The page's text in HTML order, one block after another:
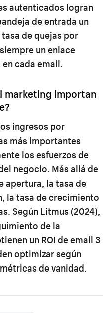
autenticados logran
de entrada un
de quejas por
un enlace
cada email.
marketing importan
ingresos por
más importantes
los esfuerzos de
negocio. Más allá de
apertura, la tasa de
la tasa de crecimiento
Según Litmus (2024),
de la
un ROI de email 3
optimizar según
de vanidad.